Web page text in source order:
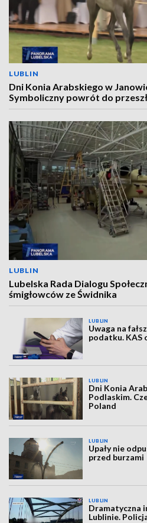
LUBLIN
Dni Konia Arabskiego w
Symboliczny powrót do
LUBLIN
Lubelska Rada Dialogu
śmigłowców ze Świdnika
LUBLIN
Uwaga na
podatku. KAS
LUBLIN
Dni Konia
Podlaskim.
Poland
LUBLIN
Upały nie
przed burzami
LUBLIN
Dramatyczna
Lublinie.